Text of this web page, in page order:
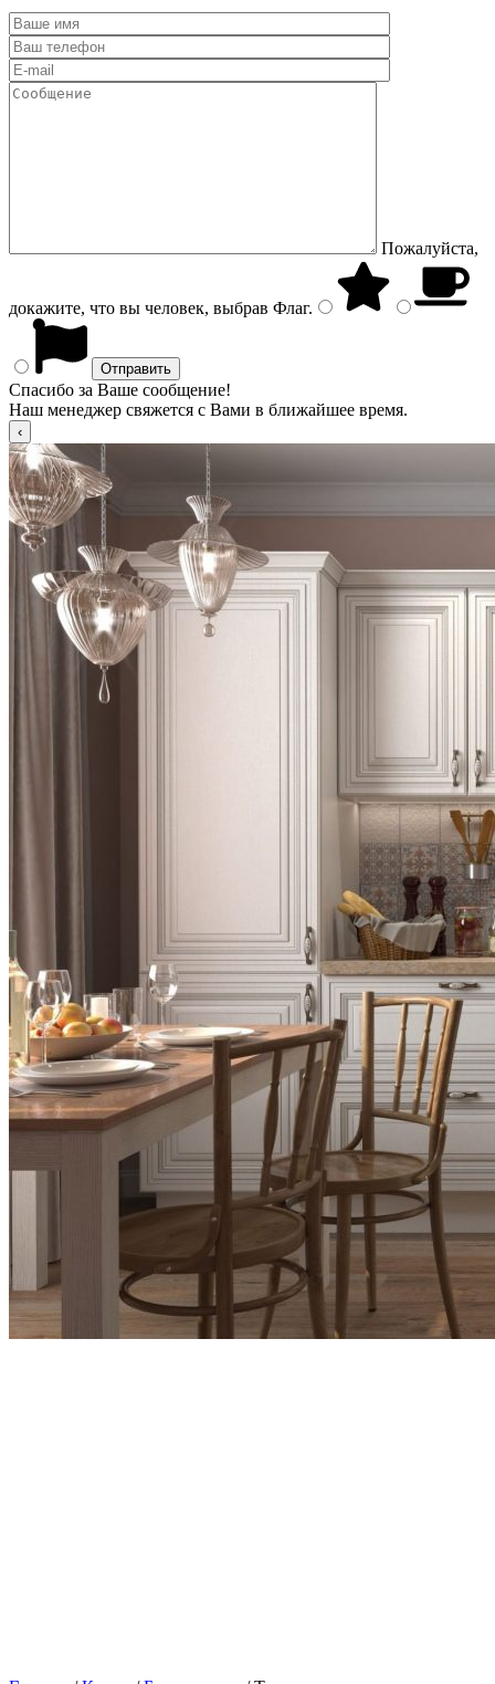
Пожалуйста,
докажите, что вы человек, выбрав Флаг.
Спасибо за Ваше сообщение!
Наш менеджер свяжется с Вами в ближайшее время.